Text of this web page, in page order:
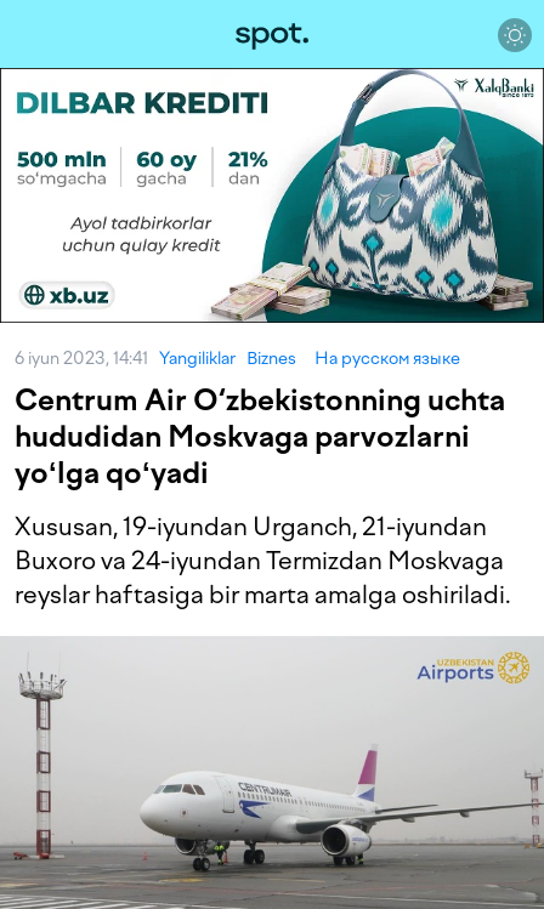
6 iyun 2023, 14:41 Yangiliklar Biznes На русском языке
Centrum Air O‘zbekistonning uchta
hududidan Moskvaga parvozlarni
yoʻlga qoʻyadi
Xususan, 19-iyundan Urganch, 21-iyundan
Buxoro va 24-iyundan Termizdan Moskvaga
reyslar haftasiga bir marta amalga oshiriladi.